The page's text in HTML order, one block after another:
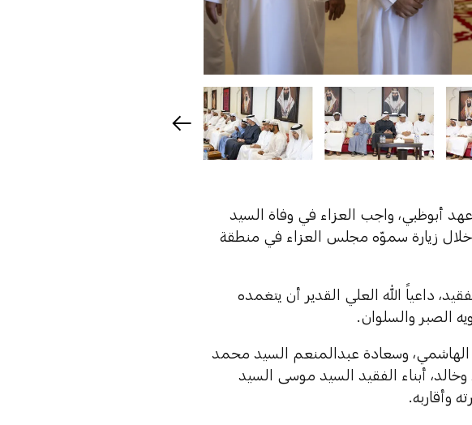
أبوظبي، واجب العزاء في وفاة السيد
زيارة سموّه مجلس العزاء في منطقة
داعياً الله العلي القدير أن يتغمده
الصبر والسلوان.
وسعادة عبدالمنعم السيد محمد
أبناء الفقيد السيد موسى السيد
وأقاربه.